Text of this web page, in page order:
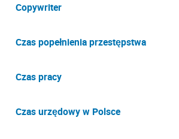
Copywriter
Czas popełnienia przestępstwa
Czas pracy
Czas urzędowy w Polsce